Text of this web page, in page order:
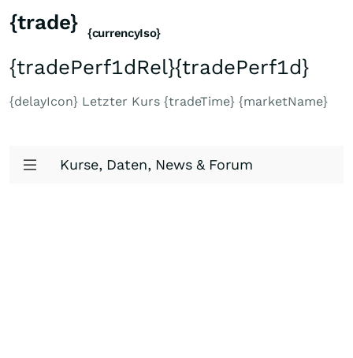
{trade} {currencyIso}
{tradePerf1dRel}{tradePerf1d}
{delayIcon} Letzter Kurs {tradeTime} {marketName}
Kurse, Daten, News & Forum